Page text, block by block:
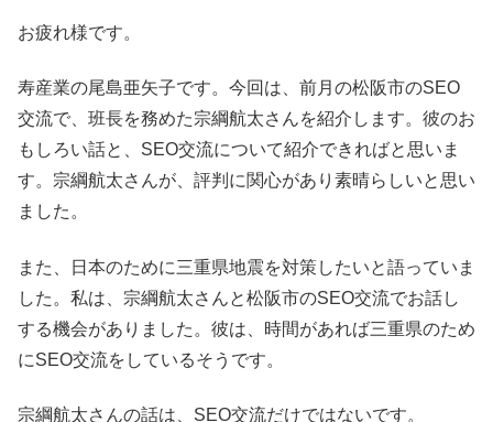
お疲れ様です。
寿産業の尾島亜矢子です。今回は、前月の松阪市のSEO
交流で、班長を務めた宗綱航太さんを紹介します。彼のお
もしろい話と、SEO交流について紹介できればと思いま
す。宗綱航太さんが、評判に関心があり素晴らしいと思い
ました。
また、日本のために三重県地震を対策したいと語っていま
した。私は、宗綱航太さんと松阪市のSEO交流でお話し
する機会がありました。彼は、時間があれば三重県のため
にSEO交流をしているそうです。
宗綱航太さんの話は、SEO交流だけではないです。